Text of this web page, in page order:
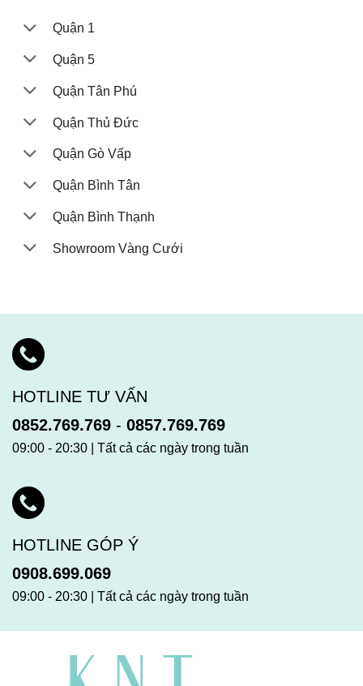
Quận 1
Quận 5
Quận Tân Phú
Quận Thủ Đức
Quận Gò Vấp
Quận Bình Tân
Quận Bình Thạnh
Showroom Vàng Cưới
HOTLINE TƯ VẤN
0852.769.769 - 0857.769.769
09:00 - 20:30 | Tất cả các ngày trong tuần
HOTLINE GÓP Ý
0908.699.069
09:00 - 20:30 | Tất cả các ngày trong tuần